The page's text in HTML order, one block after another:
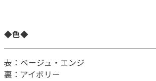
◆色◆
表：ベージュ・エンジ
裏：アイボリー